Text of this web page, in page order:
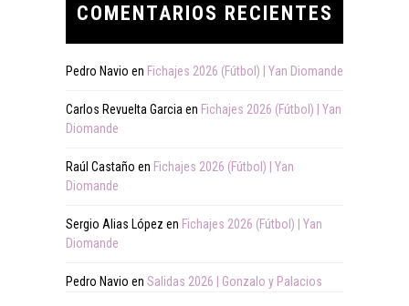
COMENTARIOS RECIENTES
Pedro Navio en Fichajes 2026 (Fútbol) | Yan Diomande
Carlos Revuelta Garcia en Fichajes 2026 (Fútbol) | Yan
Diomande
Raúl Castaño en Fichajes 2026 (Fútbol) | Yan
Diomande
Sergio Alias López en Fichajes 2026 (Fútbol) | Yan
Diomande
Pedro Navio en Salidas 2026 | Gonzalo y Palacios